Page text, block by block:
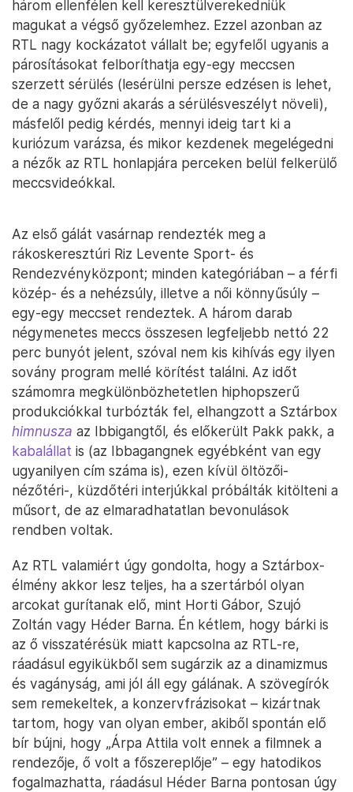
három ellenfélen kell keresztülverekedniük
magukat a végső győzelemhez. Ezzel azonban az
RTL nagy kockázatot vállalt be; egyfelől ugyanis a
párosításokat felboríthatja egy-egy meccsen
szerzett sérülés (lesérülni persze edzésen is lehet,
de a nagy győzni akarás a sérülésveszélyt növeli),
másfelől pedig kérdés, mennyi ideig tart ki a
kuriózum varázsa, és mikor kezdenek megelégedni
a nézők az RTL honlapjára perceken belül felkerülő
meccsvideókkal.
Az első gálát vasárnap rendezték meg a
rákoskeresztúri Riz Levente Sport- és
Rendezvényközpont; minden kategóriában – a férfi
közép- és a nehézsúly, illetve a női könnyűsúly –
egy-egy meccset rendeztek. A három darab
négymenetes meccs összesen legfeljebb nettó 22
perc bunyót jelent, szóval nem kis kihívás egy ilyen
sovány program mellé körítést találni. Az időt
számomra megkülönbözhetetlen hiphopszerű
produkciókkal turbózták fel, elhangzott a Sztárbox
himnusza az Ibbigangtől, és előkerült Pakk pakk, a
kabalállat is (az Ibbagangnek egyébként van egy
ugyanilyen cím száma is), ezen kívül öltözői-
nézőtéri-, küzdőtéri interjúkkal próbálták kitölteni a
műsort, de az elmaradhatatlan bevonulások
rendben voltak.
Az RTL valamiért úgy gondolta, hogy a Sztárbox-
élmény akkor lesz teljes, ha a szertárból olyan
arcokat gurítanak elő, mint Horti Gábor, Szujó
Zoltán vagy Héder Barna. Én kétlem, hogy bárki is
az ő visszatérésük miatt kapcsolna az RTL-re,
ráadásul egyikükből sem sugárzik az a dinamizmus
és vagányság, ami jól áll egy gálának. A szövegírók
sem remekeltek, a konzervfrázisokat – kizártnak
tartom, hogy van olyan ember, akiből spontán elő
bír bújni, hogy „Árpa Attila volt ennek a filmnek a
rendezője, ő volt a főszereplője” – egy hatodikos
fogalmazhatta, ráadásul Héder Barna pontosan úgy